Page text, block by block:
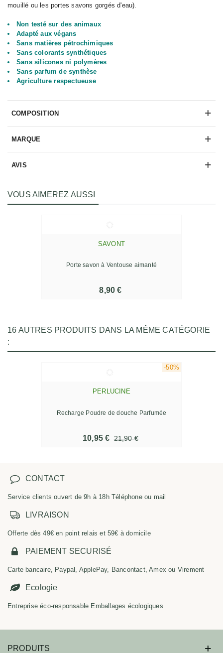
mouillé ou les portes savons gorgés d'eau).
Non testé sur des animaux
Adapté aux végans
Sans matières pétrochimiques
Sans colorants synthétiques
Sans silicones ni polymères
Sans parfum de synthèse
Agriculture respectueuse
COMPOSITION
MARQUE
AVIS
VOUS AIMEREZ AUSSI
SAVONT
Porte savon à Ventouse aimanté
8,90 €
16 AUTRES PRODUITS DANS LA MÊME CATÉGORIE
:
-50%
PERLUCINE
Recharge Poudre de douche Parfumée
10,95 € 21,90 €
CONTACT
Service clients ouvert de 9h à 18h Téléphone ou mail
LIVRAISON
Offerte dès 49€ en point relais et 59€ à domicile
PAIEMENT SECURISÉ
Carte bancaire, Paypal, ApplePay, Bancontact, Amex ou Virement
Ecologie
Entreprise éco-responsable Emballages écologiques
PRODUITS